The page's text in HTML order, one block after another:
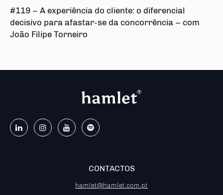
#119 – A experiência do cliente: o diferencial
decisivo para afastar-se da concorrência – com
João Filipe Torneiro
CONTACTOS
hamlet@hamlet.com.pt